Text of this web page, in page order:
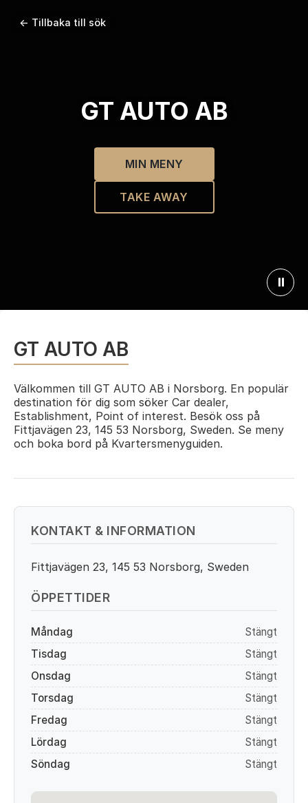
← Tillbaka till sök
GT AUTO AB
MIN MENY
TAKE AWAY
⏸
GT AUTO AB
Välkommen till GT AUTO AB i Norsborg. En populär
destination för dig som söker Car dealer,
Establishment, Point of interest. Besök oss på
Fittjavägen 23, 145 53 Norsborg, Sweden. Se meny
och boka bord på Kvartersmenyguiden.
KONTAKT & INFORMATION
Fittjavägen 23, 145 53 Norsborg, Sweden
ÖPPETTIDER
Måndag
Stängt
Tisdag
Stängt
Onsdag
Stängt
Torsdag
Stängt
Fredag
Stängt
Lördag
Stängt
Söndag
Stängt